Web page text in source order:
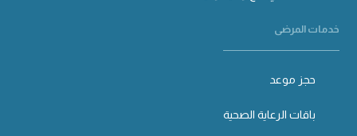
خدمات المرضى
حجز موعد
باقات الرعاية الصحية